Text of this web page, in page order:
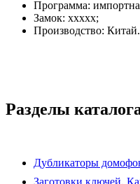
Программа:
Замок: xxxxx;
Производство: Китай.
Разделы
Дубликаторы